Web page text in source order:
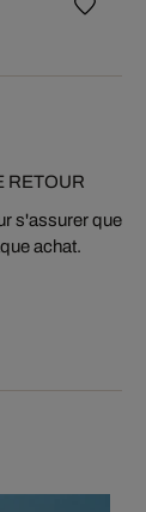
RETOUR
s'assurer que
achat.